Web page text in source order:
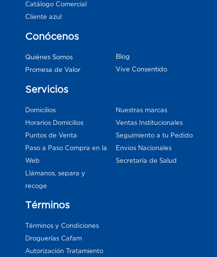
Catálogo Comercial
Cliente azul
Conócenos
Quiénes Somos
Promesa de Valor
Blog
Vive Consentido
Servicios
Domicilios
Horarios Domicilios
Puntos de Venta
Paso a Paso Compra en la
Web
Llámanos, separa y
recoge
Nuestras marcas
Ventas Institucionales
Seguimiento a tu Pedido
Envios Nacionales
Secretaría de Salud
Términos
Términos y Condiciones
Droguerías Cafam
Autorización Tratamiento